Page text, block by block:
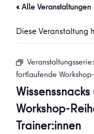
« Alle Veranstaltungen
Diese Veranstaltung
Veranstaltungsserie:
fortlaufende
Workshop-
Trainer:innen